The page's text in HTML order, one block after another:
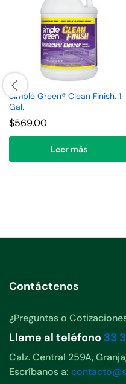
Simple Green® Clean Finish. 1
Gal.
$569.00
Leer más
Contáctenos
¿Preguntas o
Llame al teléfono 33
Calz. Central 259A,
Escríbanos a: